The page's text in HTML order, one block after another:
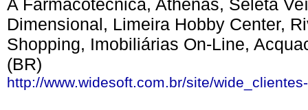
A Farmacotécnica, Athenas, Seleta
Dimensional, Limeira Hobby Center,
Shopping, Imobiliárias On-Line,
(BR)
http://www.widesoft.com.br/site/